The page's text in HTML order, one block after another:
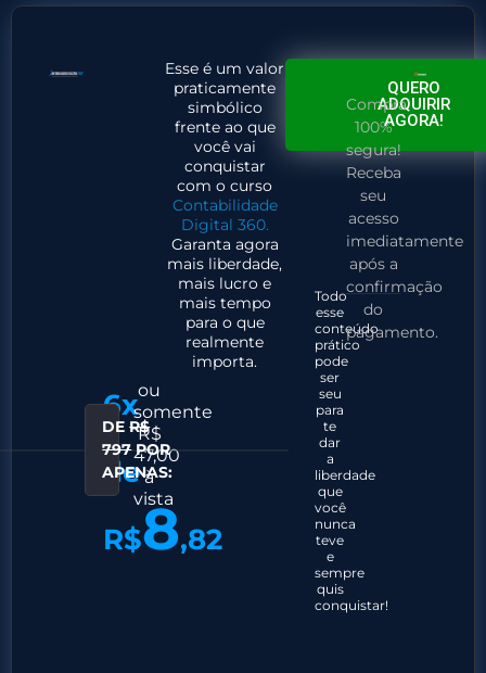
DER$
797POR
APENAS:
6x
de
R$8,82
ou
somente
R$
47,00
à
vista
Esse é um valor
praticamente
simbólico
frente ao que
você vai
conquistar
com o curso
Contabilidade
Digital 360.
Garanta agora
mais liberdade,
mais lucro e
mais tempo
para o que
realmente
importa.
QUERO
ADQUIRIR
AGORA!
Todo
esse
conteúdo
prático
pode
ser
seu
para
te
dar
a
liberdade
que
você
nunca
teve
e
sempre
quis
conquistar!
Compra
100%
segura!
Receba
seu
acesso
imediatamente
após a
confirmação
do
pagamento.